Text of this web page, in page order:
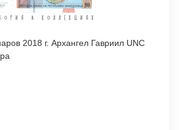
2018 г. Архангел Гавриил UNC